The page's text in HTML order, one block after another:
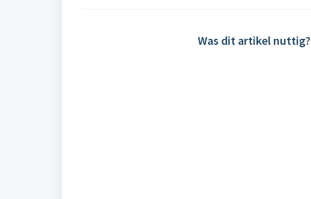
Was dit artikel nuttig?